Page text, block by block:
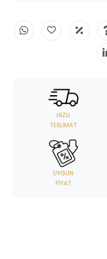
HIZLI
TESLIMAT
UYGUN
FIYAT